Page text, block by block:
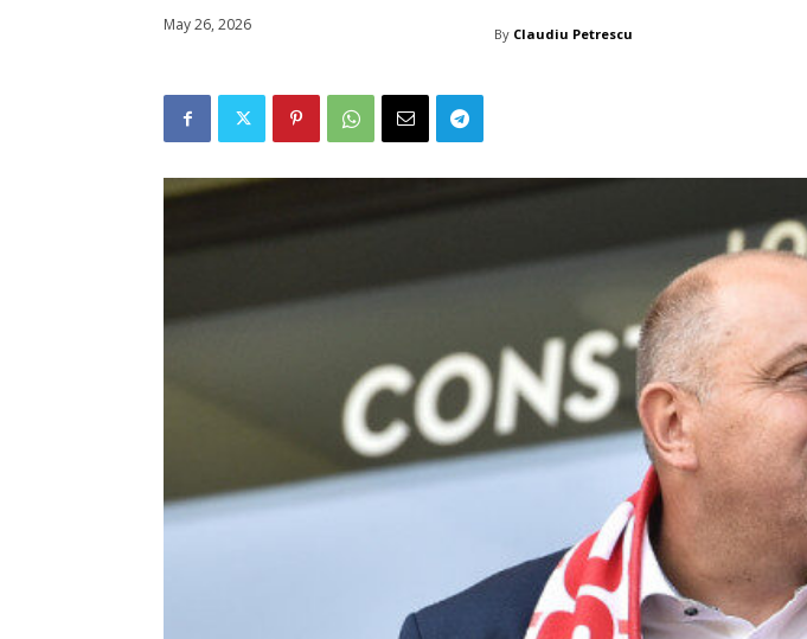
May 26, 2026 By Claudiu Petrescu